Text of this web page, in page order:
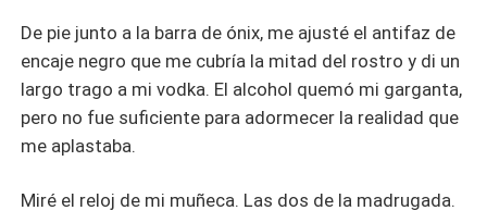
De pie junto a la barra de ónix, me ajusté el antifaz de
encaje negro que me cubría la mitad del rostro y di un
largo trago a mi vodka. El alcohol quemó mi garganta,
pero no fue suficiente para adormecer la realidad que
me aplastaba.
Miré el reloj de mi muñeca. Las dos de la madrugada.